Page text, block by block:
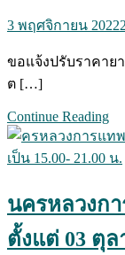
3 พฤศจิกายน 2022
ขอแจ้งปรับราคาย
ต […]
Continue Reading
นครหลวงก
ตั้งแต่ 03 ตุล